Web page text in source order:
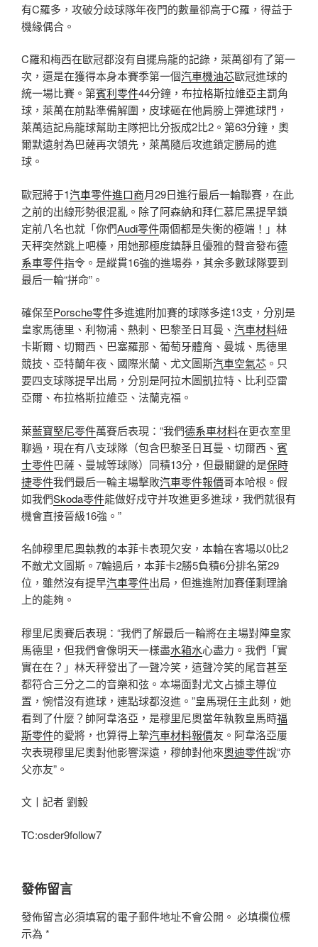
有C羅多，攻破分歧球隊年夜門的數量卻高于C羅，得益于
機緣偶合。
C羅和梅西在歐冠都沒有自擺烏龍的記錄，萊萬卻有了第一
次，還是在獲得本身本賽季第一個汽車機油芯歐冠進球的
統一場比賽。第賓利零件44分鐘，布拉格斯拉維亞主罰角
球，萊萬在前點準備解圍，皮球砸在他肩膀上彈進球門，
萊萬這記烏龍球幫助主隊把比分扳成2比2。第63分鐘，奧
爾默遠射為巴薩再次領先，萊萬隨后攻進鎖定勝局的進
球。
歐冠將于1汽車零件進口商月29日進行最后一輪聯賽，在此
之前的出線形勢很混亂。除了阿森納和拜仁慕尼黑提早鎖
定前八名也就「你們Audi零件兩個都是失衡的極端！」林
天秤突然跳上吧檯，用她那極度鎮靜且優雅的聲音發布德
系車零件指令。是縱貫16強的進場券，其余多數球隊要到
最后一輪“拼命”。
確保至Porsche零件多進進附加賽的球隊多達13支，分別是
皇家馬德里、利物浦、熱刺、巴黎圣日耳曼、 汽車材料紐
卡斯爾、切爾西、巴塞羅那、葡萄牙體育、曼城、馬德里
競技、亞特蘭年夜、國際米蘭、尤文圖斯汽車空氣芯 。只
要四支球隊提早出局，分別是阿拉木圖凱拉特、比利亞雷
亞爾、布拉格斯拉維亞、法蘭克福。
萊藍寶堅尼零件萬賽后表現：“我們德系車材料在更衣室里
聊過，現在有八支球隊（包含巴黎圣日耳曼、切爾西、 賓
士零件巴薩、曼城等球隊）同積13分，但最關鍵的是保時
捷零件我們最后一輪主場擊敗汽車零件報價哥本哈根。假
如我們Skoda零件能做好戍守并攻進更多進球，我們就很有
機會直接晉級16強。”
名帥穆里尼奧執教的本菲卡表現欠安，本輪在客場以0比2
不敵尤文圖斯。7輪過后，本菲卡2勝5負積6分排名第29
位，雖然沒有提早汽車零件出局，但進進附加賽僅剩理論
上的能夠。
穆里尼奧賽后表現：“我們了解最后一輪將在主場對陣皇家
馬德里，但我們會像明天一樣盡水箱水心盡力。我們「實
實在在？」林天秤發出了一聲冷笑，這聲冷笑的尾音甚至
都符合三分之二的音樂和弦。本場面對尤文占據主導位
置，惋惜沒有進球，連點球都沒進。”皇馬現任主此刻，她
看到了什麼？帥阿韋洛亞，是穆里尼奧當年執教皇馬時福
斯零件的愛將，也算得上摯汽車材料報價友。阿韋洛亞屢
次表現穆里尼奧對他影響深遠，穆帥對他來奧迪零件說“亦
父亦友”。
文丨記者 劉毅
TC:osder9follow7
發佈留言
發佈留言必須填寫的電子郵件地址不會公開。 必填欄位標
示為 *